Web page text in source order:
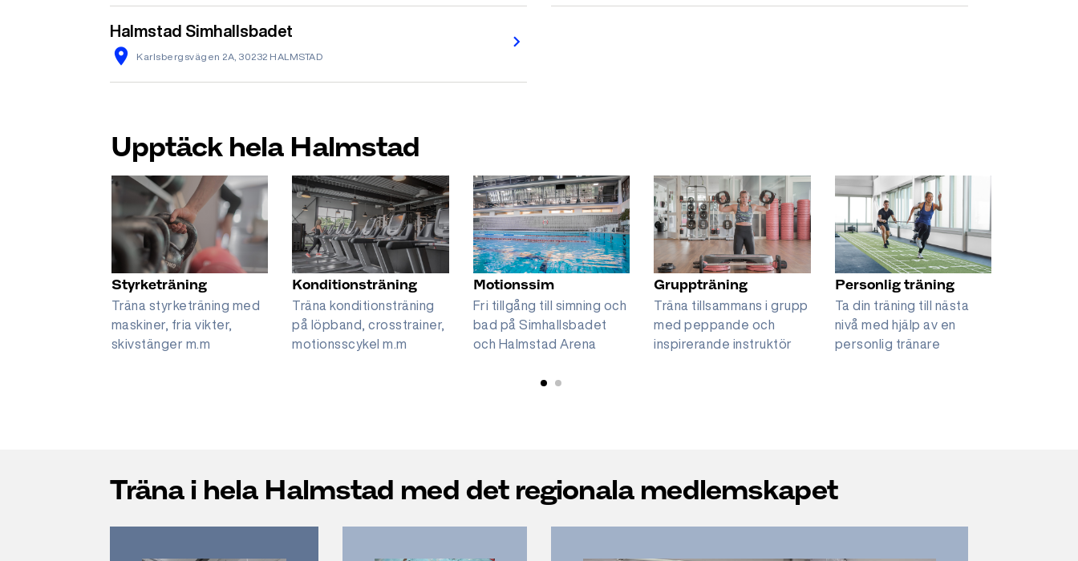
Halmstad Simhallsbadet
Karlsbergsvägen 2A, 30232 HALMSTAD
Upptäck hela Halmstad
Styrketräning
Träna styrketräning med
maskiner, fria vikter,
skivstänger m.m
Konditionsträning
Träna konditionsträning
på löpband, crosstrainer,
motionsscykel m.m
Motionssim
Fri tillgång till simning och
bad på Simhallsbadet
och Halmstad Arena
Gruppträning
Träna tillsammans i grupp
med peppande och
inspirerande instruktör
Personlig träning
Ta din träning till nästa
nivå med hjälp av en
personlig tränare
Träna i hela Halmstad med det regionala medlemskapet